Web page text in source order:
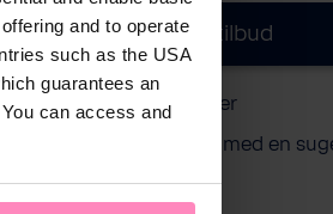
and to operate
such as the USA
guarantees an
You can access and
Forespør pristilbud
basseng opptil 15 meter
vegger og vannlinje med en